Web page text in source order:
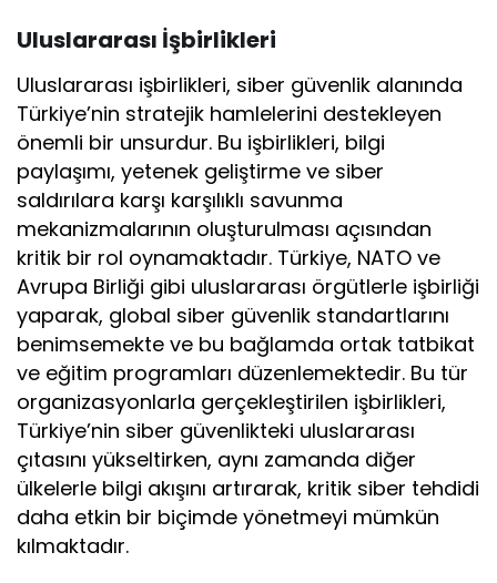
Uluslararası İşbirlikleri
Uluslararası işbirlikleri, siber güvenlik alanında
Türkiye’nin stratejik hamlelerini destekleyen
önemli bir unsurdur. Bu işbirlikleri, bilgi
paylaşımı, yetenek geliştirme ve siber
saldırılara karşı karşılıklı savunma
mekanizmalarının oluşturulması açısından
kritik bir rol oynamaktadır. Türkiye, NATO ve
Avrupa Birliği gibi uluslararası örgütlerle işbirliği
yaparak, global siber güvenlik standartlarını
benimsemekte ve bu bağlamda ortak tatbikat
ve eğitim programları düzenlemektedir. Bu tür
organizasyonlarla gerçekleştirilen işbirlikleri,
Türkiye’nin siber güvenlikteki uluslararası
çıtasını yükseltirken, aynı zamanda diğer
ülkelerle bilgi akışını artırarak, kritik siber tehdidi
daha etkin bir biçimde yönetmeyi mümkün
kılmaktadır.